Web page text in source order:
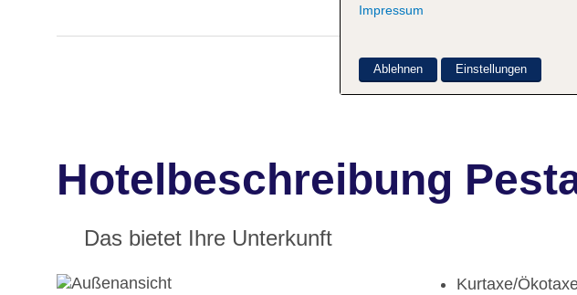
Hotelbeschreibung
Das bietet Ihre Unterkunft
Kurtaxe/
Impressum
Ablehnen Einstellungen